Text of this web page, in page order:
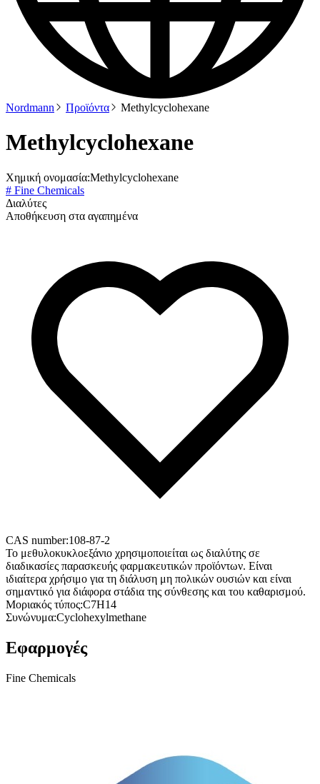
Nordmann Προϊόντα Methylcyclohexane
Methylcyclohexane
Χημική ονομασία:Methylcyclohexane
# Fine Chemicals
Διαλύτες
Αποθήκευση στα αγαπημένα
CAS number:108-87-2
Το μεθυλοκυκλοεξάνιο χρησιμοποιείται ως διαλύτης σε
διαδικασίες παρασκευής φαρμακευτικών προϊόντων. Είναι
ιδιαίτερα χρήσιμο για τη διάλυση μη πολικών ουσιών και είναι
σημαντικό για διάφορα στάδια της σύνθεσης και του καθαρισμού.
Μοριακός τύπος:C7H14
Συνώνυμα:Cyclohexylmethane
Εφαρμογές
Fine Chemicals